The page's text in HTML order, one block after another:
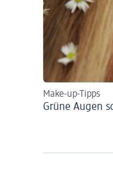
Make-up-Tipps
Grüne Augen